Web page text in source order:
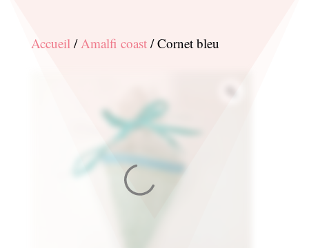
Accueil/Amalfi coast/ Cornet bleu